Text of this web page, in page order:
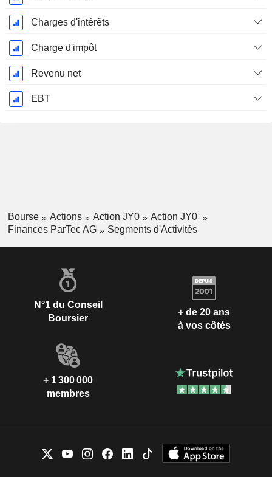
Charges d'intérêts
Charge d'impôt
Revenu net
EBT
Bourse Actions Action JY0
Action JY0
Finances ParTec AG
Segments d'Activités
N°1 du Conseil
Boursier
+ de 20 ans
à vos côtés
+ 1 300 000
membres